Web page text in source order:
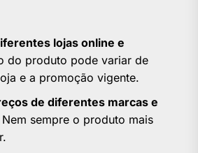
lojas online e
do produto pode variar de
e a promoção vigente.
de diferentes marcas e
Nem sempre o produto mais